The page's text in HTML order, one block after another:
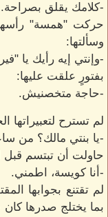
-كلامك يقلق بصراحة.
حركت "همسة" رأسها
وسألتها:
-وإنتي إيه رأيك يا
بفتورٍ علقت عليها:
-حاجة متخصنيش.
لم تسترح
-يا بنتي مالك؟ من
حاولت أن تبتسم قبل
-أنا كويسة، اطمني.
لم تقتنع بجوابها
بما يختلج صدرها